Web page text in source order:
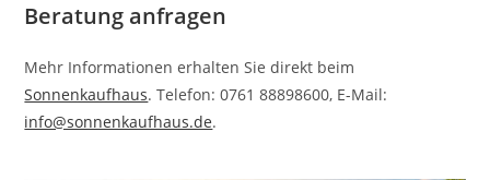
Beratung anfragen
Mehr Informationen erhalten Sie direkt beim
Sonnenkaufhaus. Telefon: 0761 88898600, E-Mail:
info@sonnenkaufhaus.de.